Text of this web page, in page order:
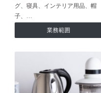
グ、寝具、インテリア用品、帽
子、…
業務範囲